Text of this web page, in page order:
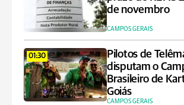
de novembro
CAMPOS GERAIS
01:30
Pilotos de
disputam o
Brasileiro de
Goiás
CAMPOS GERAIS